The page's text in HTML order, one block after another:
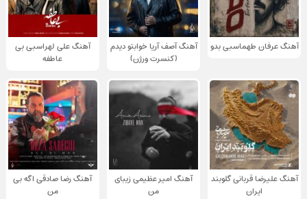
آهنگ عرفان طهماسبی بدو
آهنگ آصف آریا خوابتو دیدم
(کنسرت ورژن)
آهنگ علی لهراسبی بی
عاطفه
آهنگ علیرضا قربانی گلوبند
ایران
آهنگ امیر عظیمی زیبای
من
آهنگ رضا صادقی اگه بی
من